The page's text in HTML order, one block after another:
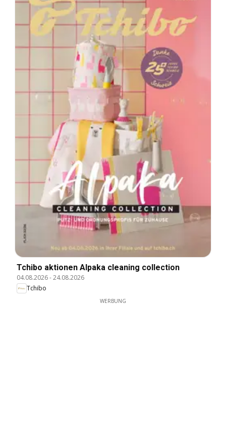
Tchibo aktionen Alpaka cleaning collection
04.08.2026-24.08.2026
Tchibo
WERBUNG